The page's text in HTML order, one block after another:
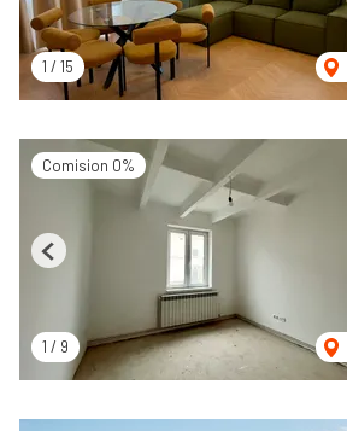
1 / 15
Comision 0%
1 / 9
Previous